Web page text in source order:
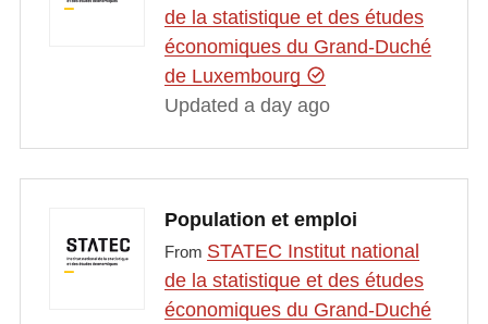
de la statistique et des études
économiques du Grand-Duché
de Luxembourg
Updated a day ago
Population et emploi
From STATEC Institut national
de la statistique et des études
économiques du Grand-Duché